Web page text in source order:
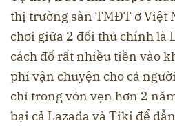
thị trường sàn TMĐT ở Việt
chơi giữa 2 đối thủ chính là
cách đổ rất nhiều tiền vào
phí vận chuyện cho cả
chỉ trong vỏn vẹn hơn 2
bại cả Lazada và Tiki để